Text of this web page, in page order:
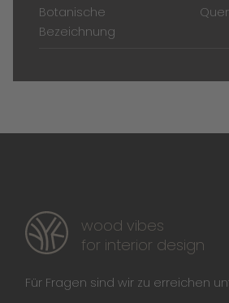
Botanische
Bezeichnung
wood vibes
for interior design
Für Fragen sind wir zu erreichen